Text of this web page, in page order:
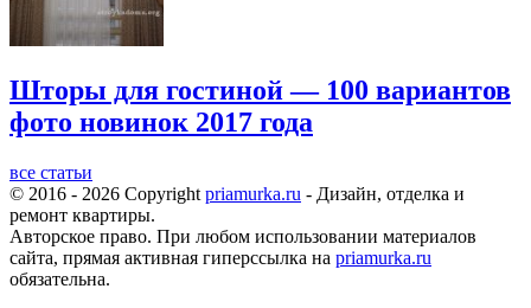
Шторы для гостиной — 100 вариантов
фото новинок 2017 года
все статьи
© 2016 - 2026 Copyright priamurka.ru - Дизайн, отделка и
ремонт квартиры.
Авторское право. При любом использовании материалов
сайта, прямая активная гиперссылка на priamurka.ru
обязательна.